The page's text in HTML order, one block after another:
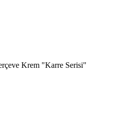
Krem "Karre Serisi"